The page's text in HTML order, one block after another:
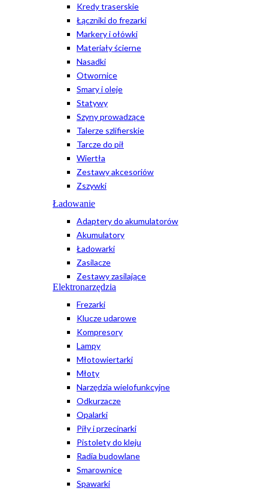
Kredy traserskie
Łączniki do frezarki
Markery i ołówki
Materiały ścierne
Nasadki
Otwornice
Smary i oleje
Statywy
Szyny prowadzące
Talerze szlifierskie
Tarcze do pił
Wiertła
Zestawy akcesoriów
Zszywki
Ładowanie
Adaptery do akumulatorów
Akumulatory
Ładowarki
Zasilacze
Zestawy zasilające
Elektronarzędzia
Frezarki
Klucze udarowe
Kompresory
Lampy
Młotowiertarki
Młoty
Narzędzia wielofunkcyjne
Odkurzacze
Opalarki
Piły i przecinarki
Pistolety do kleju
Radia budowlane
Smarownice
Spawarki